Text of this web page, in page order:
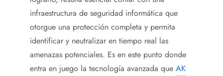
infraestructura de seguridad informática que
otorgue una protección completa y permita
identificar y neutralizar en tiempo real las
amenazas potenciales. Es en este punto donde
entra en juego la tecnología avanzada que AK